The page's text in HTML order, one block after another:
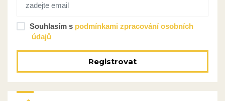
Souhlasím s podmínkami zpracování osobních
údajů
Registrovat